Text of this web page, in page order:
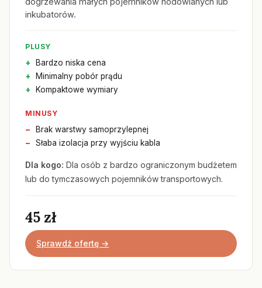
inkubatorów.
PLUSY
Bardzo niska cena
Minimalny pobór prądu
Kompaktowe wymiary
MINUSY
Brak warstwy samoprzylepnej
Słaba izolacja przy wyjściu kabla
Dla kogo: Dla osób z bardzo ograniczonym budżetem
lub do tymczasowych pojemników transportowych.
45 zł
Sprawdź ofertę →